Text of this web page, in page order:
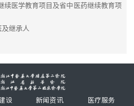
续医学教育项目及省中医药继续教育项
继承人
设 新闻资讯
医疗服务